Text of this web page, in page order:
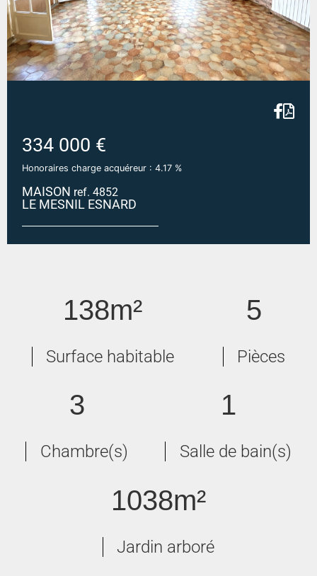
334 000 €
Honoraires charge acquéreur : 4.17 %
MAISON ref. 4852
LE MESNIL ESNARD
138m²
Surface habitable
5
Pièces
3
Chambre(s)
1
Salle de bain(s)
1038m²
Jardin arboré